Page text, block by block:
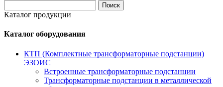
Поиск
Каталог продукции
Каталог оборудования
КТП (Комплектные трансформаторные подстанции)
ЭЗОИС
Встроенные трансформаторные подстанции
Трансформаторные подстанции в металлической